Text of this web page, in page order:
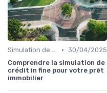
Simulation de prêt • 30/04/2025
Comprendre la simulation de
crédit in fine pour votre prêt
immobilier